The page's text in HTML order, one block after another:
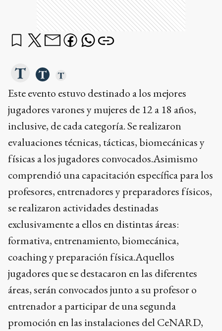
Este evento estuvo destinado a los mejores
jugadores varones y mujeres de 12 a 18 años,
inclusive, de cada categoría. Se realizaron
evaluaciones técnicas, tácticas, biomecánicas y
físicas a los jugadores convocados.Asimismo
comprendió una capacitación específica para los
profesores, entrenadores y preparadores físicos,
se realizaron actividades destinadas
exclusivamente a ellos en distintas áreas:
formativa, entrenamiento, biomecánica,
coaching y preparación física.Aquellos
jugadores que se destacaron en las diferentes
áreas, serán convocados junto a su profesor o
entrenador a participar de una segunda
promoción en las instalaciones del CeNARD,